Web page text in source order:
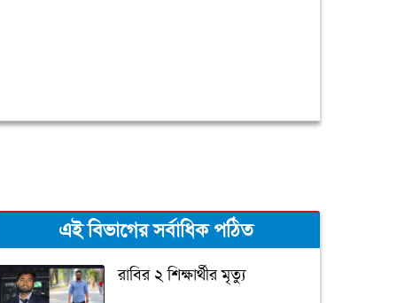
এই বিভাগের সর্বাধিক পঠিত
রাবির ২ শিক্ষার্থীর মৃত্যু